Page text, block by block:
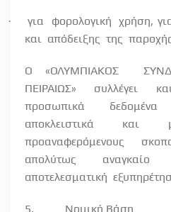
· για φορολογική χρήση,
και απόδειξης της
Ο «ΟΛΥΜΠΙΑΚΟΣ
ΠΕΙΡΑΙΩΣ»
συλλέγει
προσωπικά
δεδομένα
αποκλειστικά
και
προαναφερόμενους
απολύτως
αναγκαίο
αποτελεσματική
5. Νομική Βάση